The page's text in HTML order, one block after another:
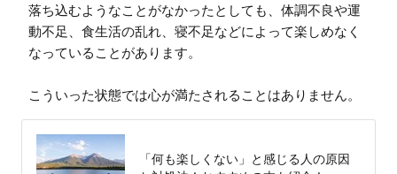
落ち込むようなことがなかったとしても、体調不良や運
動不足、食生活の乱れ、寝不足などによって楽しめなく
なっていることがあります。
こういった状態では心が満たされることはありません。
「何も楽しくない」と感じる人の原因